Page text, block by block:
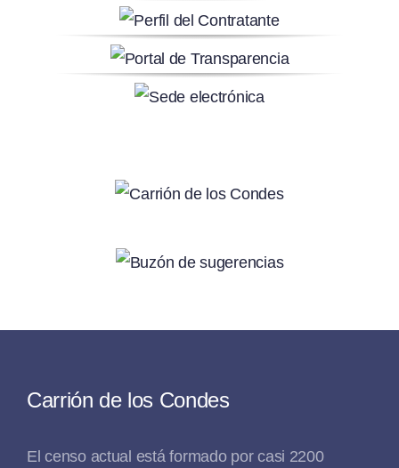
Carrión de los Condes
El censo actual está formado por casi 2200